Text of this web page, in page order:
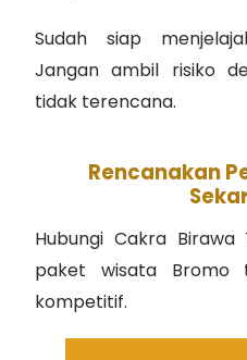
Sudah siap
Jangan ambil risiko
tidak terencana.
Rencanakan
Hubungi Cakra
paket wisata Bromo
kompetitif.